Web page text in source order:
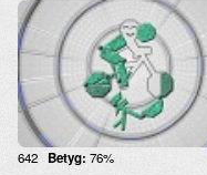
642
Betyg: 76%